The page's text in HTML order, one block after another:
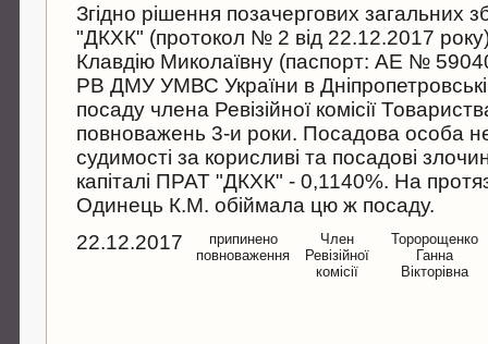
Згідно рішення позачергових загальних
"ДКХК" (протокол № 2 від 22.12.2017
Клавдію Миколаївну (паспорт: АЕ №
РВ ДМУ УМВС України в
посаду члена Ревізійної комісії
повноважень 3-и роки. Посадова особа
судимості за корисливі та посадові
капіталі ПРАТ "ДКХК" - 0,1140%. На
Одинець К.М. обіймала цю ж посаду.
22.12.2017
припинено
повноваження
Член
Ревізійної
комісії
Торорощенко
Ганна
Вікторівна